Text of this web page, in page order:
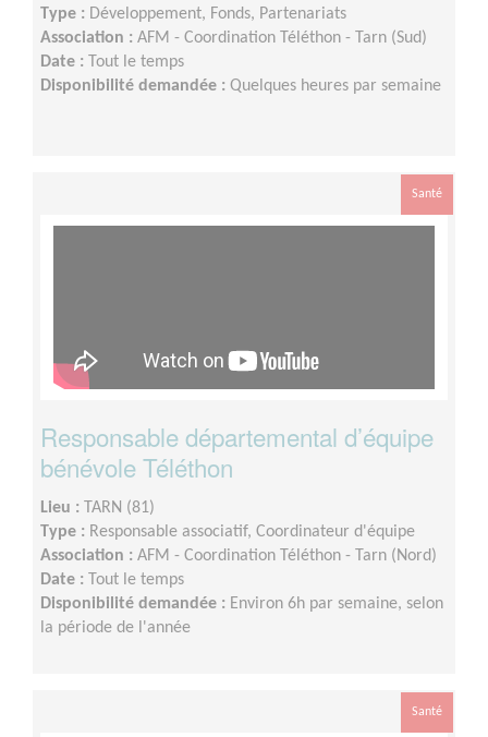
Type : Développement, Fonds, Partenariats
Association : AFM - Coordination Téléthon - Tarn (Sud)
Date :
Tout le temps
Disponibilité demandée : Quelques heures par semaine
Santé
Responsable départemental d’équipe
bénévole Téléthon
Lieu :
TARN (81)
Type : Responsable associatif, Coordinateur d'équipe
Association : AFM - Coordination Téléthon - Tarn (Nord)
Date :
Tout le temps
Disponibilité demandée : Environ 6h par semaine, selon
la période de l'année
Santé